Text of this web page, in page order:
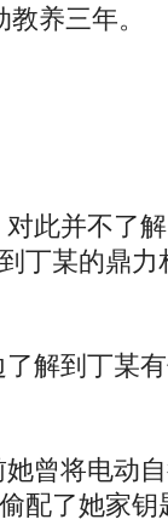
养三年。
此并不了
丁某的鼎
解到丁某
曾将电动
配了她家钥